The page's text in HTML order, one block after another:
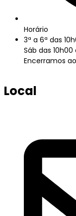
Horário
3ª a 6ª das
Sáb das 10h00
Encerramos
Local